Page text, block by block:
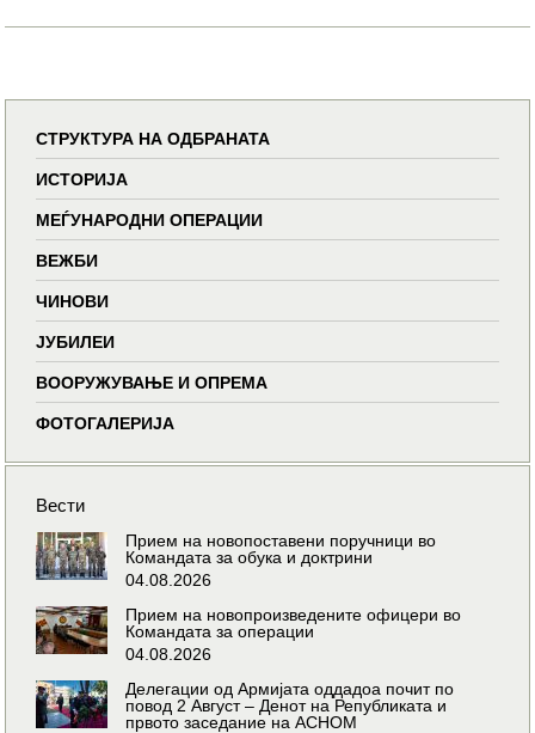
СТРУКТУРА НА ОДБРАНАТА
ИСТОРИЈА
МЕЃУНАРОДНИ ОПЕРАЦИИ
ВЕЖБИ
ЧИНОВИ
ЈУБИЛЕИ
ВООРУЖУВАЊЕ И ОПРЕМА
ФОТОГАЛЕРИЈА
Вести
Прием на новопоставени поручници во
Командата за обука и доктрини
04.08.2026
Прием на новопроизведените офицери во
Командата за операции
04.08.2026
Делегации од Армијата оддадоа почит по
повод 2 Август – Денот на Републиката и
првото заседание на АСНОМ